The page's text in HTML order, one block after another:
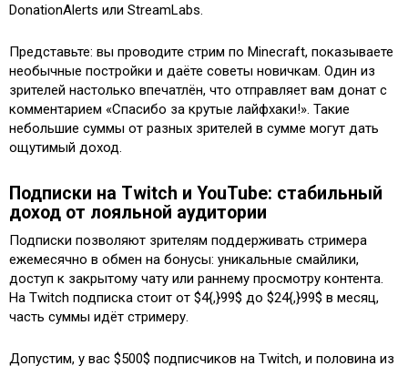
DonationAlerts или StreamLabs.
Представьте: вы проводите стрим по Minecraft, показываете
необычные постройки и даёте советы новичкам. Один из
зрителей настолько впечатлён, что отправляет вам донат с
комментарием «Спасибо за крутые лайфхаки!». Такие
небольшие суммы от разных зрителей в сумме могут дать
ощутимый доход.
Подписки на Twitch и YouTube: стабильный
доход от лояльной аудитории
Подписки позволяют зрителям поддерживать стримера
ежемесячно в обмен на бонусы: уникальные смайлики,
доступ к закрытому чату или раннему просмотру контента.
На Twitch подписка стоит от $4{,}99$ до $24{,}99$ в месяц,
часть суммы идёт стримеру.
Допустим, у вас $500$ подписчиков на Twitch, и половина из